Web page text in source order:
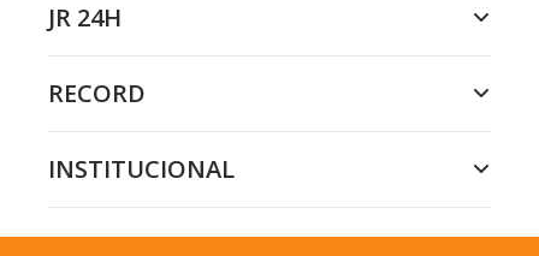
JR 24H
RECORD
INSTITUCIONAL